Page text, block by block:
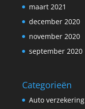
maart 2021
december 2020
november 2020
september 2020
Categorieën
Auto verzekering